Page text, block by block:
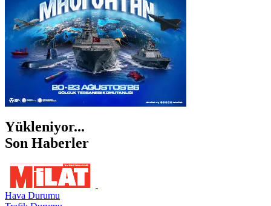
Yükleniyor...
Son Haberler
Hava Durumu